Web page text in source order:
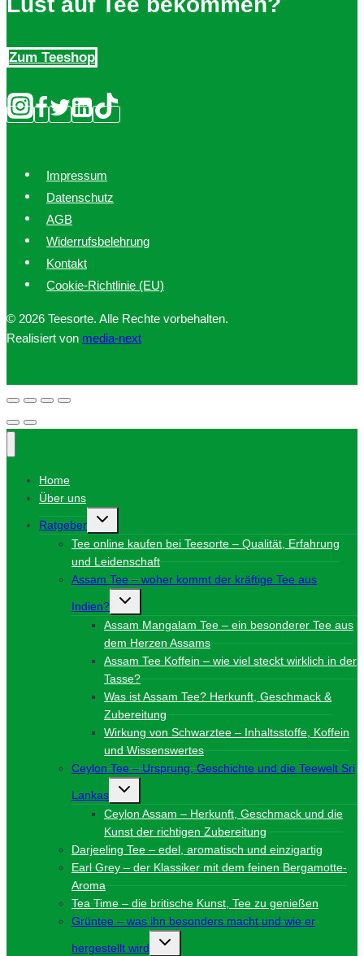
Zum Teeshop
Impressum
Datenschutz
AGB
Widerrufsbelehrung
Kontakt
Cookie-Richtlinie (EU)
© 2026 Teesorte. Alle Rechte vorbehalten.
Realisiert von media-next
Home
Über uns
Ratgeber
Untermenü
Tee online kaufen bei Teesorte – Qualität, Erfahrung
und Leidenschaft
Assam Tee – woher kommt der kräftige Tee aus
Indien?
Untermenü
Assam Mangalam Tee – ein besonderer Tee aus
dem Herzen Assams
Assam Tee Koffein – wie viel steckt wirklich in der
Tasse?
Was ist Assam Tee? Herkunft, Geschmack &
Zubereitung
Wirkung von Schwarztee – Inhaltsstoffe, Koffein
und Wissenswertes
Ceylon Tee – Ursprung, Geschichte und die Teewelt Sri
Lankas
Untermenü
Ceylon Assam – Herkunft, Geschmack und die
Kunst der richtigen Zubereitung
Darjeeling Tee – edel, aromatisch und einzigartig
Earl Grey – der Klassiker mit dem feinen Bergamotte-
Aroma
Tea Time – die britische Kunst, Tee zu genießen
Grüntee – was ihn besonders macht und wie er
hergestellt wird
Untermenü